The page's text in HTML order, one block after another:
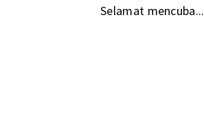
Selamat mencuba...